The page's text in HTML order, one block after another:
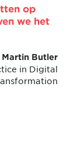
op
we het
Martin Butler
in Digital